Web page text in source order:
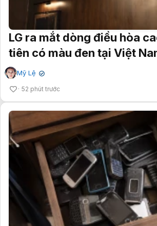
LG ra mắt dòng điều hòa
tiên có màu đen tại Việt
Mỹ Lệ ✔
52 phút trước